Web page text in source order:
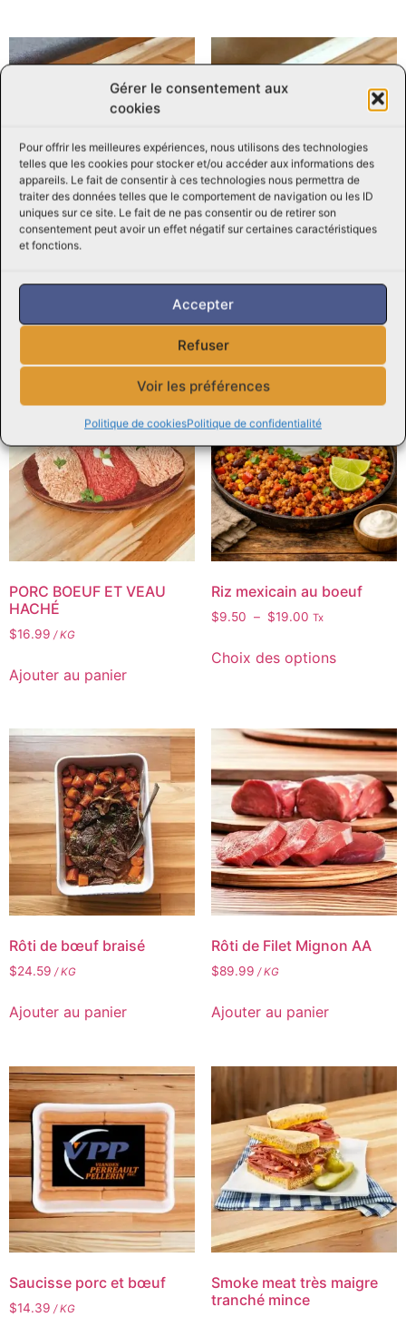
Gérer le consentement aux
cookies
Pour offrir les meilleures expériences, nous utilisons des technologies
telles que les cookies pour stocker et/ou accéder aux informations des
appareils. Le fait de consentir à ces technologies nous permettra de
traiter des données telles que le comportement de navigation ou les ID
uniques sur ce site. Le fait de ne pas consentir ou de retirer son
consentement peut avoir un effet négatif sur certaines caractéristiques
et fonctions.
Accepter
Refuser
Voir les préférences
Politique de cookiesPolitique de confidentialité
Brochette de bœuf
Ajouter au panier Ajouter au panier
PORC BOEUF ET VEAU
HACHÉ
$16.99 / KG
Ajouter au panier
Riz mexicain au boeuf
$9.50 – $19.00 Tx
Choix des options
Rôti de bœuf braisé
$24.59 / KG
Ajouter au panier
Rôti de Filet Mignon AA
$89.99 / KG
Ajouter au panier
Saucisse porc et bœuf
$14.39 / KG
Smoke meat très maigre
tranché mince